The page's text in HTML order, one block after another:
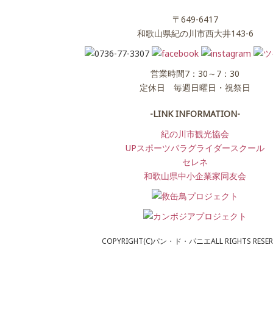
〒649-6417
和歌山県紀の川市西大井143-6
営業時間7：30～7：30
定休日 毎週日曜日・祝祭日
-LINK INFORMATION-
紀の川市観光協会
UPスポーツパラグライダースクール
セレネ
和歌山県中小企業家同友会
COPYRIGHT(C)パン・ド・パニエALL RIGHTS